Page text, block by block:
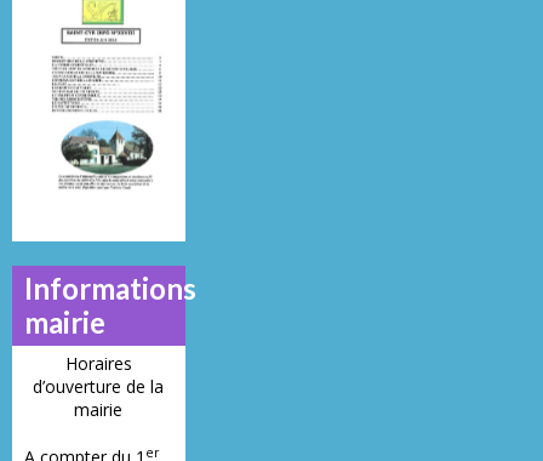
Juin 2019
N°
28
Informations
mairie
Horaires
d’ouverture de la
mairie
er